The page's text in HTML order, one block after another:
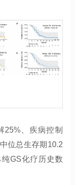
25%、疾病控制
位总生存期10.2
GS化疗历史数